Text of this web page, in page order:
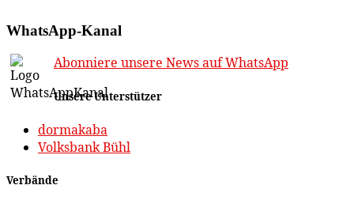
WhatsApp-Kanal
Abonniere unsere News auf WhatsApp
Unsere Unterstützer
dormakaba
Volksbank Bühl
Verbände